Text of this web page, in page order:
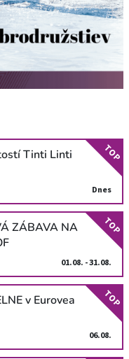
Tinti Linti
Dnes
TOP
ZÁBAVA NA
01.08. - 31.08.
TOP
v Eurovea
06.08.
TOP